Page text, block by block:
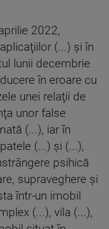
2022,
(...) şi în
lunii decembrie
în eroare cu
unei relaţii de
unor false
(...), iar în
(...) şi (...),
psihică
supraveghere şi
într-un imobil
(...), vila (...),